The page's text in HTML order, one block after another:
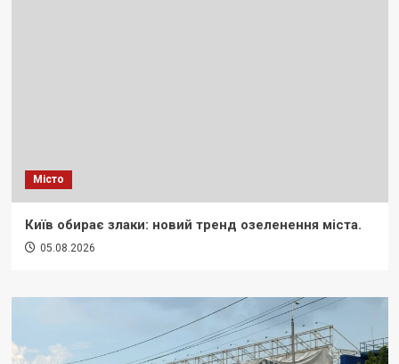
Місто
Київ обирає злаки: новий тренд озеленення міста.
05.08.2026